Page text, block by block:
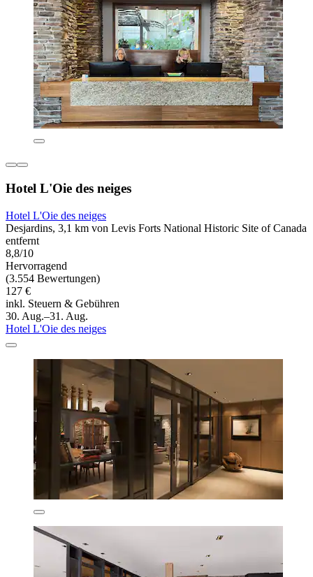
Hotel L'Oie des neiges
Hotel L'Oie des neiges
Desjardins, 3,1 km von Levis Forts National Historic Site of Canada
entfernt
8,8/10
Hervorragend
(3.554 Bewertungen)
127 €
inkl. Steuern & Gebühren
30. Aug.–31. Aug.
Hotel L'Oie des neiges